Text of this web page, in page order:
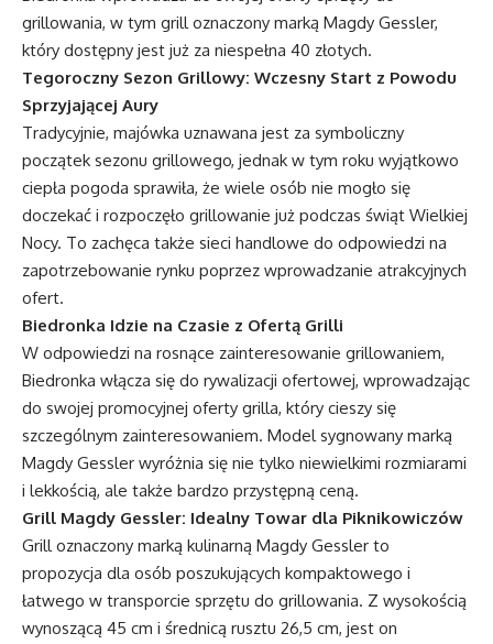
grillowania, w tym grill oznaczony marką Magdy Gessler,
który dostępny jest już za niespełna 40 złotych.
Tegoroczny Sezon Grillowy: Wczesny Start z Powodu
Sprzyjającej Aury
Tradycyjnie, majówka uznawana jest za symboliczny
początek sezonu grillowego, jednak w tym roku wyjątkowo
ciepła pogoda sprawiła, że wiele osób nie mogło się
doczekać i rozpoczęło grillowanie już podczas świąt Wielkiej
Nocy. To zachęca także sieci handlowe do odpowiedzi na
zapotrzebowanie rynku poprzez wprowadzanie atrakcyjnych
ofert.
Biedronka Idzie na Czasie z Ofertą Grilli
W odpowiedzi na rosnące zainteresowanie grillowaniem,
Biedronka włącza się do rywalizacji ofertowej, wprowadzając
do swojej promocyjnej oferty grilla, który cieszy się
szczególnym zainteresowaniem. Model sygnowany marką
Magdy Gessler wyróżnia się nie tylko niewielkimi rozmiarami
i lekkością, ale także bardzo przystępną ceną.
Grill Magdy Gessler: Idealny Towar dla Piknikowiczów
Grill oznaczony marką kulinarną Magdy Gessler to
propozycja dla osób poszukujących kompaktowego i
łatwego w transporcie sprzętu do grillowania. Z wysokością
wynoszącą 45 cm i średnicą rusztu 26,5 cm, jest on